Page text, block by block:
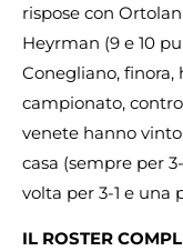
rispose con
Heyrman (9 e 10
Conegliano, finora,
campionato,
venete hanno vinto
casa (sempre per
volta per 3-1 e una
IL ROSTER